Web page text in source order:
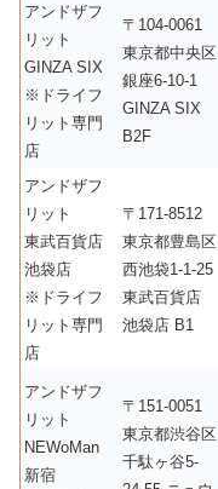
アンドザフ
リット
GINZA SIX
※ドライフ
リット専門
店
〒104-0061
東京都中央区
銀座6-10-1
GINZA SIX
B2F
アンドザフ
リット
東武百貨店
池袋店
※ドライフ
リット専門
店
〒171-8512
東京都豊島区
西池袋1-1-25
東武百貨店
池袋店 B1
アンドザフ
リット
NEWoMan
新宿
〒151-0051
東京都渋谷区
千駄ヶ谷5-